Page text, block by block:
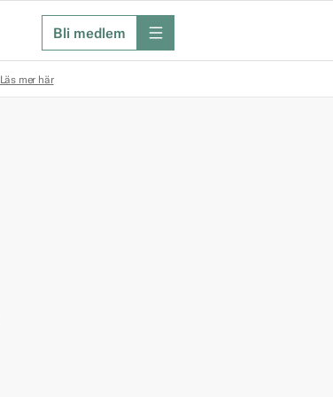
Bli medlem meny
Läs mer här